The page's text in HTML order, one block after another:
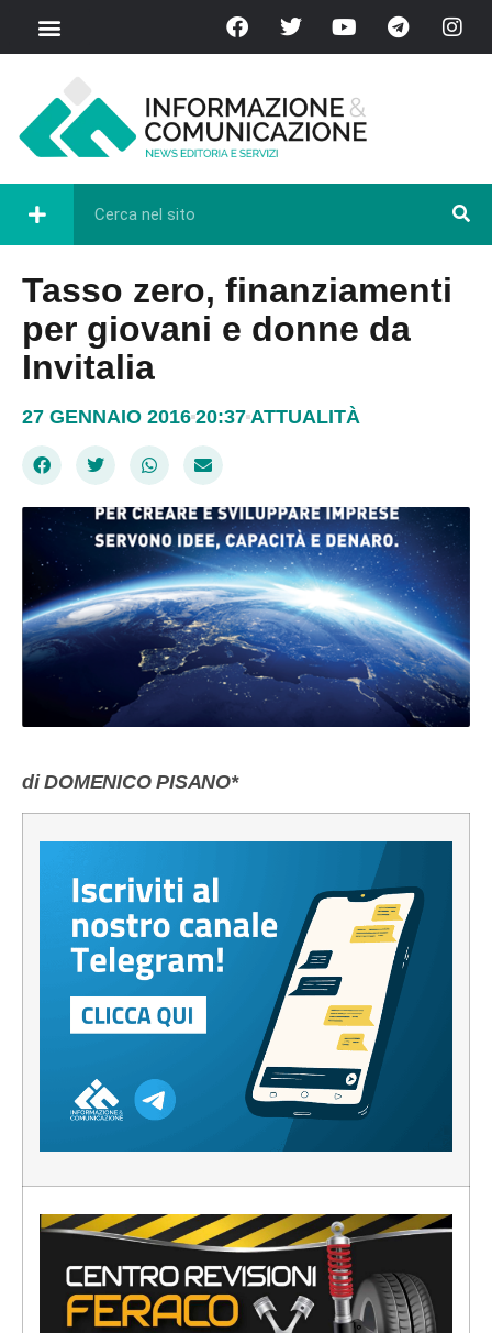
Tasso zero, finanziamenti
per giovani e donne da
Invitalia
27 GENNAIO 2016 20:37 ATTUALITÀ
di DOMENICO PISANO*